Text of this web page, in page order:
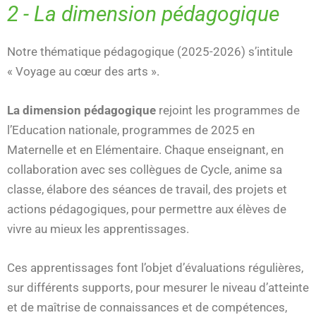
2 - La dimension pédagogique
Notre thématique pédagogique (2025-2026) s’intitule
« Voyage au cœur des arts ».
La dimension pédagogique rejoint les programmes de
l’Education nationale, programmes de 2025 en
Maternelle et en Elémentaire. Chaque enseignant, en
collaboration avec ses collègues de Cycle, anime sa
classe, élabore des séances de travail, des projets et
actions pédagogiques, pour permettre aux élèves de
vivre au mieux les apprentissages.
Ces apprentissages font l’objet d’évaluations régulières,
sur différents supports, pour mesurer le niveau d’atteinte
et de maîtrise de connaissances et de compétences,